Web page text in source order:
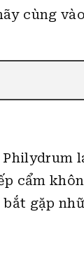
cùng
cẩm
gặp